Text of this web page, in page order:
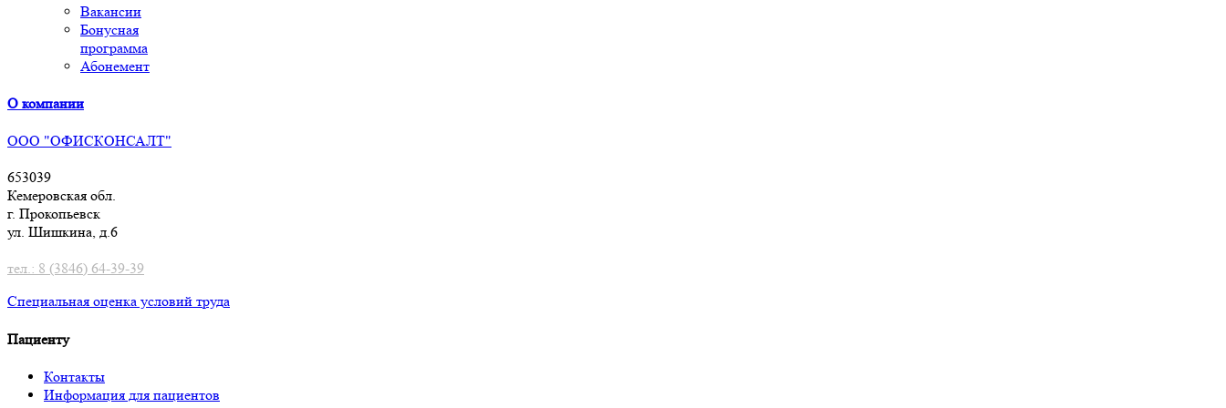
Вакансии
Бонусная
программа
Абонемент
О компании
ООО "ОФИСКОНСАЛТ"
653039
Кемеровская обл.
г. Прокопьевск
ул. Шишкина, д.6
тел.: 8 (3846) 64-39-39
Специальная оценка условий труда
Пациенту
Контакты
Информация для пациентов